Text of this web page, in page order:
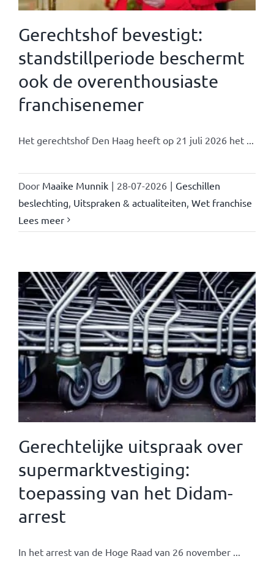
Gerechtshof bevestigt:
standstillperiode beschermt
ook de overenthousiaste
franchisenemer
Het gerechtshof Den Haag heeft op 21 juli 2026 het ...
Door Maaike Munnik | 28-07-2026 | Geschillen
beslechting Uitspraken & actualiteiten Wet franchise
Lees meer
Gerechtelijke uitspraak over
supermarktvestiging:
toepassing van het Didam-
arrest
In het arrest van de Hoge Raad van 26 november ...